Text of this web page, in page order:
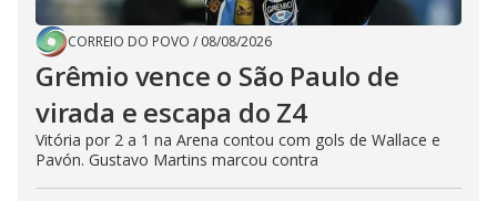
CORREIO DO POVO / 08/08/2026
Grêmio vence o São Paulo de
virada e escapa do Z4
Vitória por 2 a 1 na Arena contou com gols de Wallace e
Pavón. Gustavo Martins marcou contra